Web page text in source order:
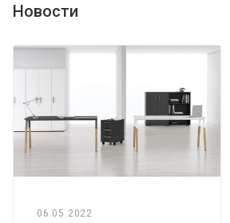
Новости
06.05.2022